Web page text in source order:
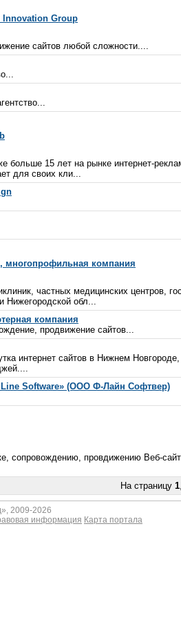
Innovation Group
сайтов любой сложности....
больше 15 лет на рынке интернет-
для своих кли...
многопрофильная компания
частных медицинских центров,
Нижегородской обл...
компания
продвижение сайтов...
интернет сайтов в Нижнем
Line Software» (ООО Ф-Лайн Софтвер)
сопровождению, провдижению Веб-
На страницу 1
», 2009-2026
информация Карта портала